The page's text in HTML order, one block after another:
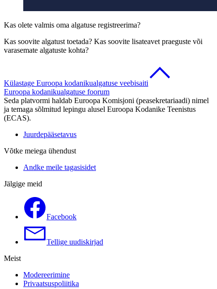
Kas olete valmis oma algatuse registreerima?
Kas soovite algatust toetada? Kas soovite lisateavet praeguste või
varasemate algatuste kohta?
Külastage Euroopa kodanikualgatuse veebisaiti
Euroopa kodanikualgatuse foorum
Seda platvormi haldab Euroopa Komisjoni (peasekretariaadi) nimel
ja temaga sõlmitud lepingu alusel Euroopa Kodanike Teenistus
(ECAS).
Juurdepääsetavus
Võtke meiega ühendust
Andke meile tagasisidet
Jälgige meid
Facebook
Tellige uudiskirjad
Meist
Modereerimine
Privaatsuspoliitika